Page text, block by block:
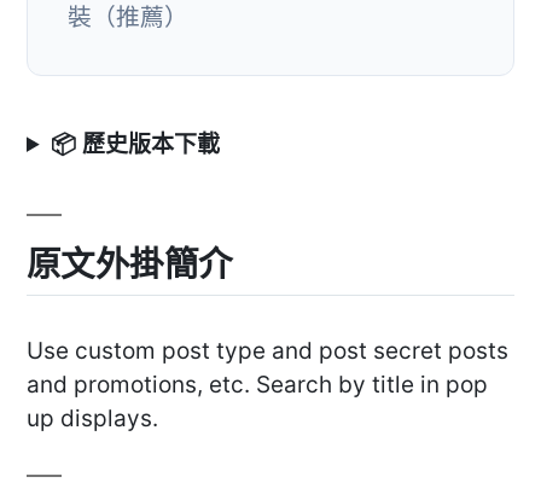
裝（推薦）
📦 歷史版本下載
原文外掛簡介
Use custom post type and post secret posts
and promotions, etc. Search by title in pop
up displays.